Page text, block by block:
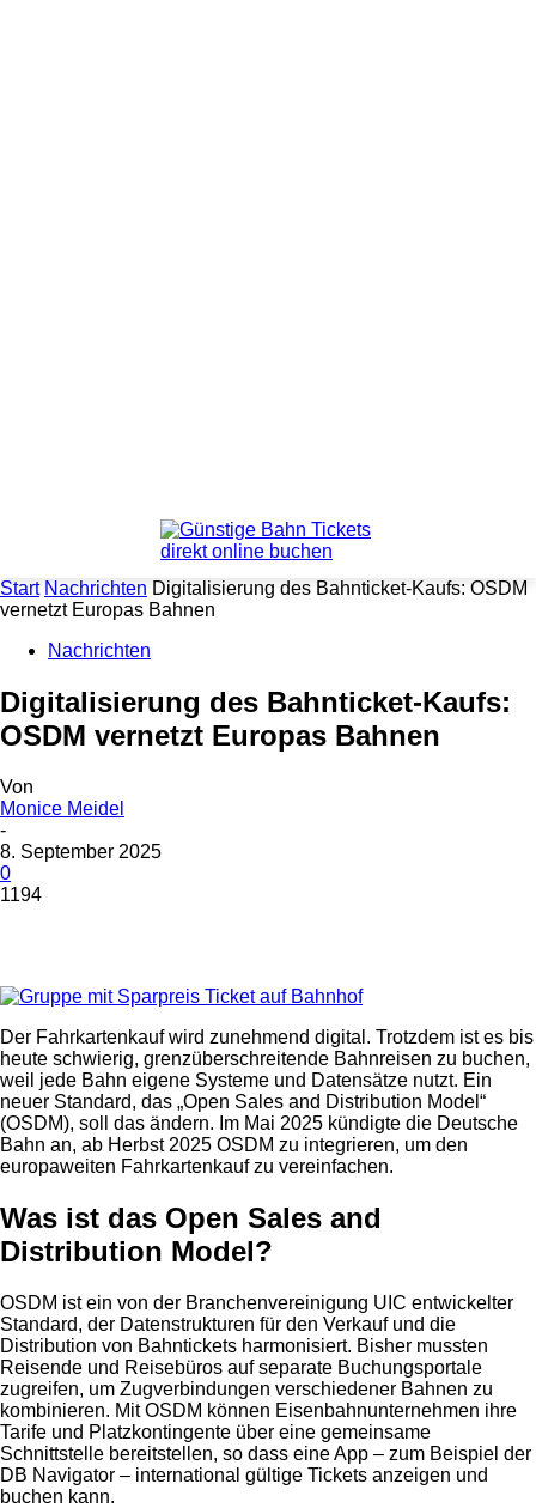
Start Nachrichten Digitalisierung des Bahnticket-Kaufs: OSDM
vernetzt Europas Bahnen
Nachrichten
Digitalisierung des Bahnticket-Kaufs:
OSDM vernetzt Europas Bahnen
Von
Monice Meidel
-
8. September 2025
0
1194
Der Fahrkartenkauf wird zunehmend digital. Trotzdem ist es bis
heute schwierig, grenzüberschreitende Bahnreisen zu buchen,
weil jede Bahn eigene Systeme und Datensätze nutzt. Ein
neuer Standard, das „Open Sales and Distribution Model“
(OSDM), soll das ändern. Im Mai 2025 kündigte die Deutsche
Bahn an, ab Herbst 2025 OSDM zu integrieren, um den
europaweiten Fahrkartenkauf zu vereinfachen.
Was ist das Open Sales and
Distribution Model?
OSDM ist ein von der Branchenvereinigung UIC entwickelter
Standard, der Datenstrukturen für den Verkauf und die
Distribution von Bahntickets harmonisiert. Bisher mussten
Reisende und Reisebüros auf separate Buchungsportale
zugreifen, um Zugverbindungen verschiedener Bahnen zu
kombinieren. Mit OSDM können Eisenbahnunternehmen ihre
Tarife und Platzkontingente über eine gemeinsame
Schnittstelle bereitstellen, so dass eine App – zum Beispiel der
DB Navigator – international gültige Tickets anzeigen und
buchen kann.